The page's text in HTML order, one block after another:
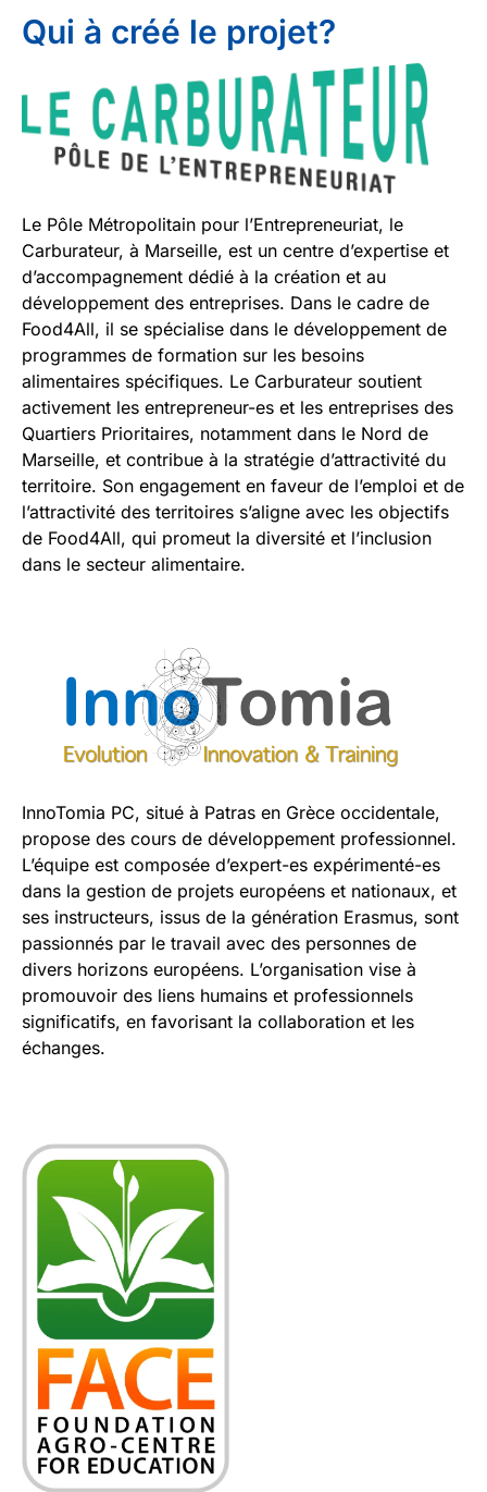
Qui à créé le projet?
Le Pôle Métropolitain pour l’Entrepreneuriat, le
Carburateur, à Marseille, est un centre d’expertise et
d’accompagnement dédié à la création et au
développement des entreprises. Dans le cadre de
Food4All, il se spécialise dans le développement de
programmes de formation sur les besoins
alimentaires spécifiques. Le Carburateur soutient
activement les entrepreneur-es et les entreprises des
Quartiers Prioritaires, notamment dans le Nord de
Marseille, et contribue à la stratégie d’attractivité du
territoire. Son engagement en faveur de l’emploi et de
l’attractivité des territoires s’aligne avec les objectifs
de Food4All, qui promeut la diversité et l’inclusion
dans le secteur alimentaire.
InnoTomia PC, situé à Patras en Grèce occidentale,
propose des cours de développement professionnel.
L’équipe est composée d’expert-es expérimenté-es
dans la gestion de projets européens et nationaux, et
ses instructeurs, issus de la génération Erasmus, sont
passionnés par le travail avec des personnes de
divers horizons européens. L’organisation vise à
promouvoir des liens humains et professionnels
significatifs, en favorisant la collaboration et les
échanges.